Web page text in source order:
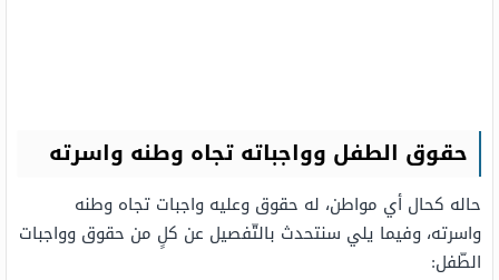
حقوق الطفل وواجباته تجاه وطنه واسرته
حاله كحال أي مواطن، له حقوق وعليه واجبات تجاه وطنه
واسرته، وفيما يلي سنتحدث بالتّفصيل عن كلٍ من حقوق وواجبات
الطّفل: